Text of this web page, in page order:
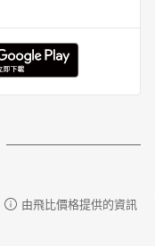
由飛比價格提供的資訊